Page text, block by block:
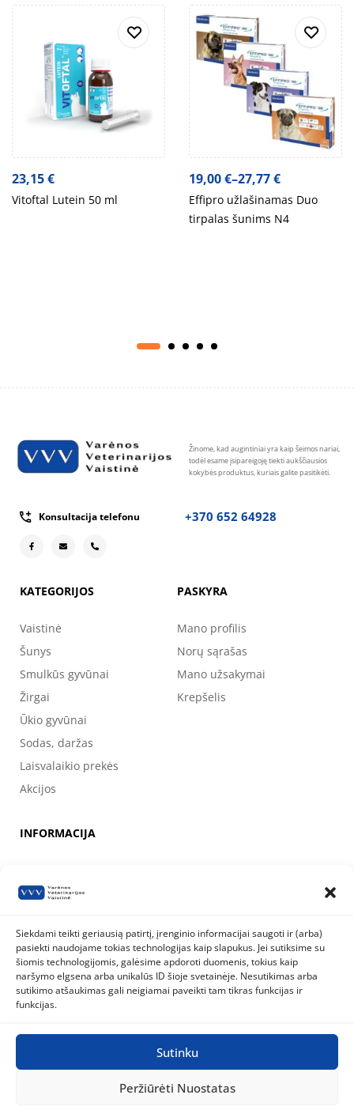
Siekdami teikti geriausią patirtį, įrenginio informacijai saugoti ir (arba)
pasiekti naudojame tokias technologijas kaip slapukus. Jei sutiksime su
šiomis technologijomis, galėsime apdoroti duomenis, tokius kaip
naršymo elgsena arba unikalūs ID šioje svetainėje. Nesutikimas arba
sutikimo atšaukimas gali neigiamai paveikti tam tikras funkcijas ir
funkcijas.
Sutinku
Peržiūrėti Nuostatas
23,15€
Vitoftal Lutein 50 ml
19,00€–27,77€
Effipro užlašinamas Duo
tirpalas šunims N4
Žinome, kad augintiniai yra kaip šeimos nariai,
todėl esame įsipareigoję tiekti aukščiausios
kokybės produktus, kuriais galite pasitikėti.
Konsultacija telefonu +370 652 64928
KATEGORIJOS
Vaistinė
Šunys
Smulkūs gyvūnai
Žirgai
Ūkio gyvūnai
Sodas, daržas
Laisvalaikio prekės
Akcijos
PASKYRA
Mano profilis
Norų sąrašas
Mano užsakymai
Krepšelis
INFORMACIJA
Kontaktai
Valstybinė maisto ir veterinarijos tarnyba
Siesikų g. 19 LT-07170 Vilnius
8 800 40 403
www.vmvt.lt
Visos teisės saugomos © 2026Varėnos Veterinarijos Vaistinė